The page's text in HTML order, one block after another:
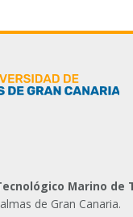
Marino de
de Gran Canaria.